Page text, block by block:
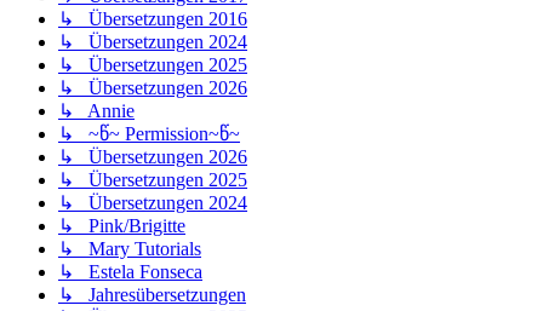
↳ Übersetzungen 2016
↳ Übersetzungen 2024
↳ Übersetzungen 2025
↳ Übersetzungen 2026
↳ Annie
↳ ~წ~ Permission~წ~
↳ Übersetzungen 2026
↳ Übersetzungen 2025
↳ Übersetzungen 2024
↳ Pink/Brigitte
↳ Mary Tutorials
↳ Estela Fonseca
↳ Jahresübersetzungen